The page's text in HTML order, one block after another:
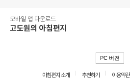
모바일 앱 다운로드
고도원의 아침편지
PC 버전
아침편지 소개 추천하기 이용약관